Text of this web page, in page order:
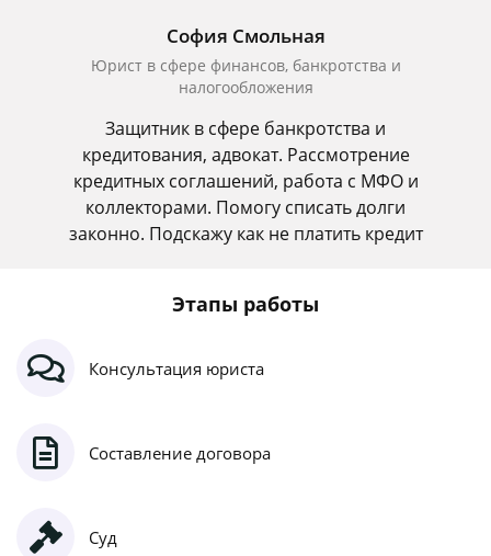
София Смольная
Юрист в сфере финансов, банкротства и
налогообложения
Защитник в сфере банкротства и
кредитования, адвокат. Рассмотрение
кредитных соглашений, работа с МФО и
коллекторами. Помогу списать долги
законно. Подскажу как не платить кредит
Этапы работы
Консультация юриста
Составление договора
Суд